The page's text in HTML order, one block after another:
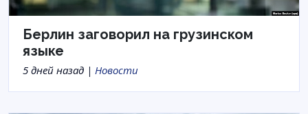
Берлин заговорил на грузинском
языке
5 дней назад | Новости